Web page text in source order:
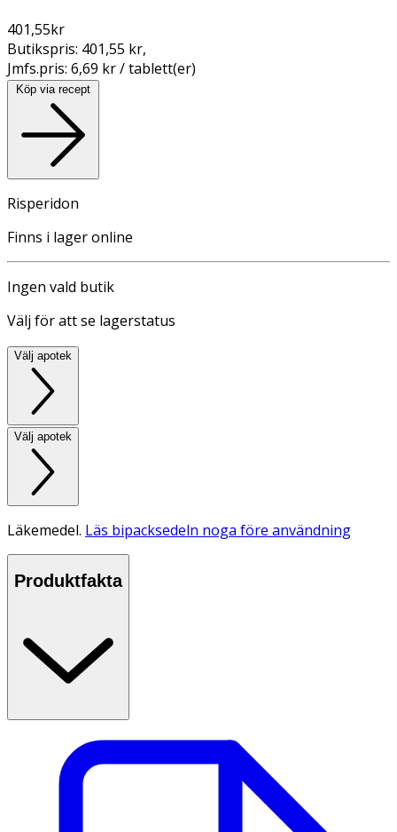
401,55kr
Butikspris: 401,55 kr,
Jmfs.pris: 6,69 kr / tablett(er)
Köp via recept
Risperidon
Finns i lager online
Ingen vald butik
Välj för att se lagerstatus
Välj apotek
Välj apotek
Läkemedel. Läs bipacksedeln noga före användning
Produktfakta